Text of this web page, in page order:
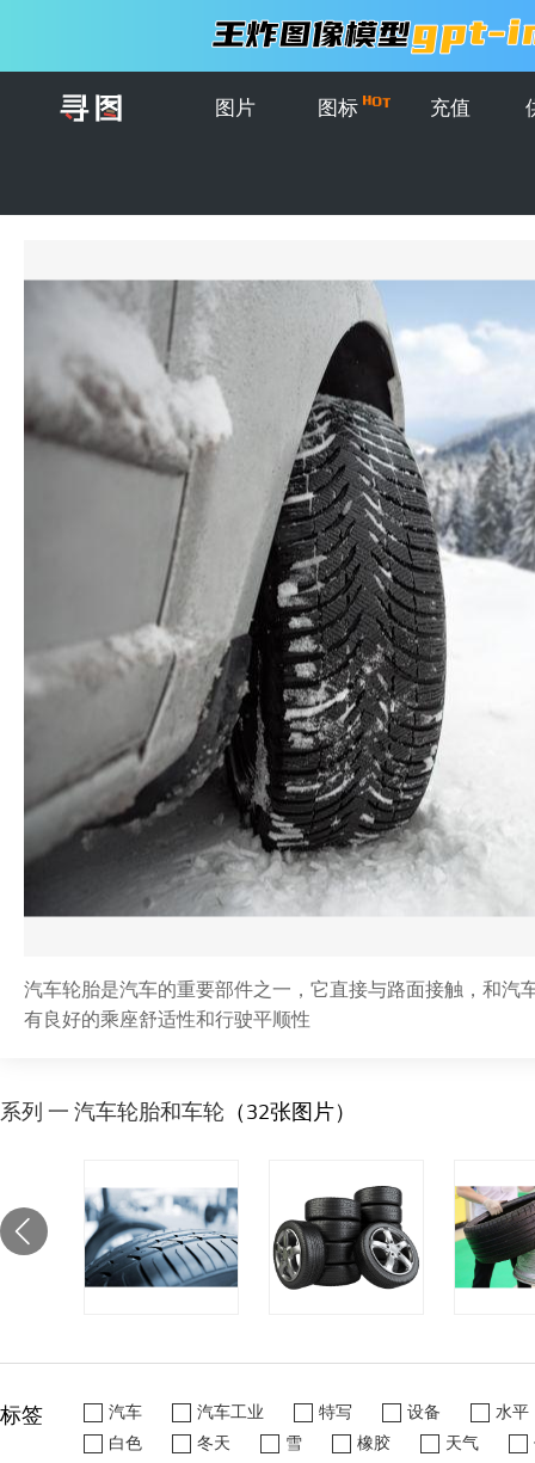
图片 图标 充值
汽车轮胎是汽车的重要部件之一，它直接与路面接触，和
有良好的乘座舒适性和行驶平顺性
系列 一 汽车轮胎和车轮 （32张图片）
标签 汽车 汽车工业 特写 设备
水平
白色
冬天 雪 橡胶 天气